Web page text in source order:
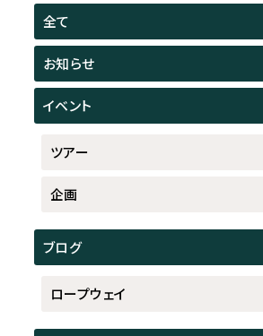
全て
お知らせ
イベント
ツアー
企画
ブログ
ロープウェイ